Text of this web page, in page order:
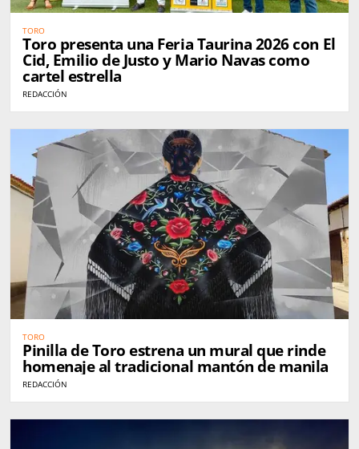
TORO
Toro presenta una Feria Taurina 2026 con El
Cid, Emilio de Justo y Mario Navas como
cartel estrella
REDACCIÓN
TORO
Pinilla de Toro estrena un mural que rinde
homenaje al tradicional mantón de manila
REDACCIÓN